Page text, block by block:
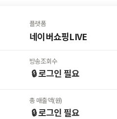
플랫폼
네이버쇼핑LIVE
방송조회수
🔒 로그인 필요
총 매출액(원)
🔒 로그인 필요